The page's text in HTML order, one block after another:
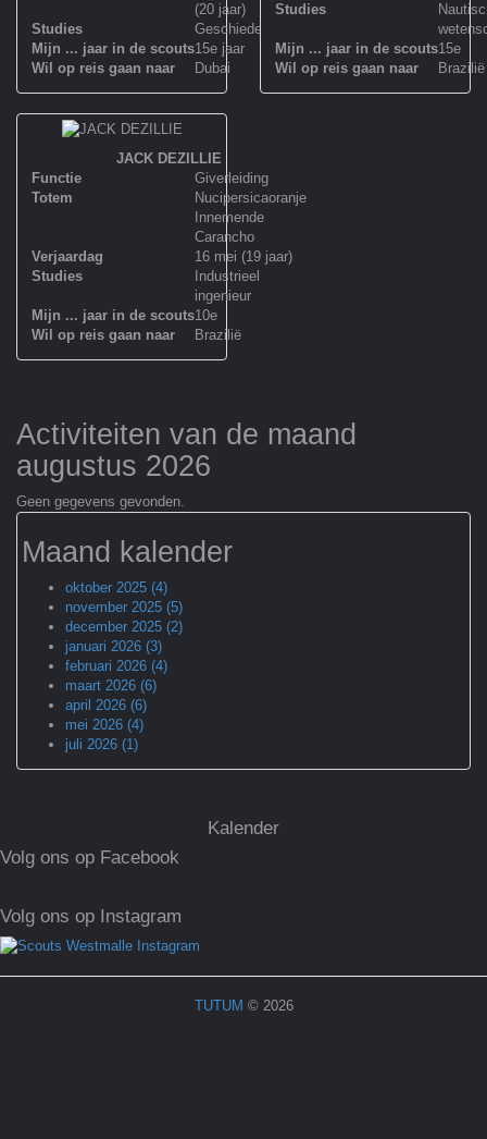
(20 jaar)
Studies
Geschiedenis
Mijn ... jaar in de scouts15e jaar
Wil op reis gaan naar
Dubai
Studies
Mijn ... jaar in de scouts15e
Wil op reis gaan naar
Brazilië
JACK DEZILLIE
Functie
Giverleiding
Totem
Nucipersicaoranje
Innemende
Carancho
Verjaardag
16 mei (19 jaar)
Studies
Industrieel
ingenieur
Mijn ... jaar in de scouts10e
Wil op reis gaan naar
Brazilië
Activiteiten van de maand
augustus 2026
Geen gegevens gevonden.
Maand kalender
oktober 2025 (4)
november 2025 (5)
december 2025 (2)
januari 2026 (3)
februari 2026 (4)
maart 2026 (6)
april 2026 (6)
mei 2026 (4)
juli 2026 (1)
Kalender
Volg ons op Facebook
Volg ons op Instagram
TUTUM © 2026